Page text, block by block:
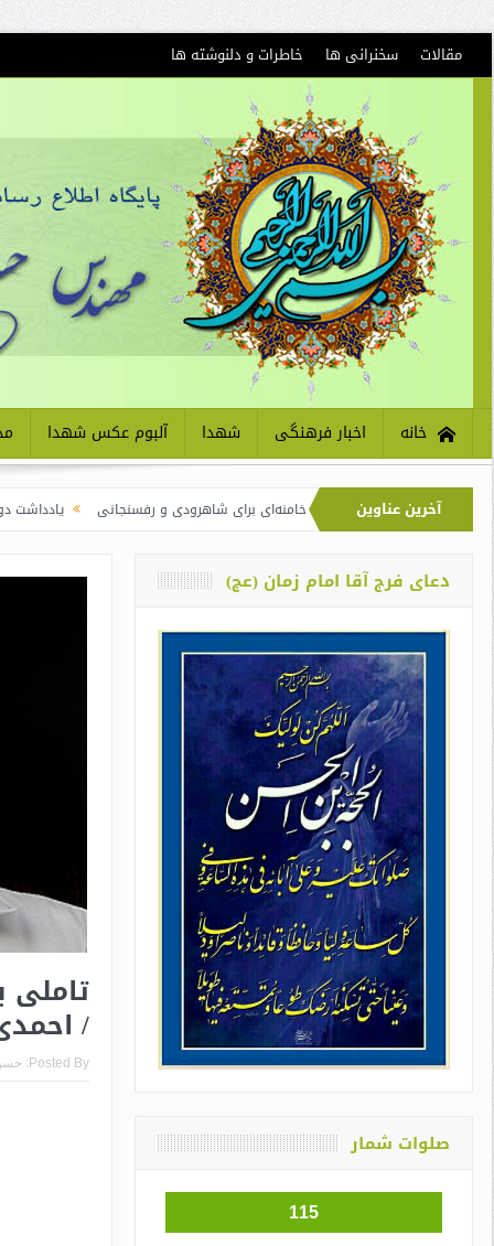
مقالات سخنرانی ها خاطرات و دلنوشته ها
خانه اخبار فرهنگی شهدا آلبوم عکس شهدا
آخرین عناوین
نماز آیت‌الله خامنه‌ای برای شاهرودی و رفسنجانی یادداشت دو معلم از اوین
/
Posted By:
دعای فرج آقا امام زمان (عج)
صلوات شمار
115